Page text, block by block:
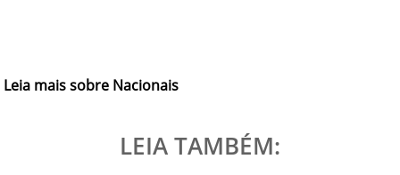
Leia mais sobre Nacionais
LEIA TAMBÉM: